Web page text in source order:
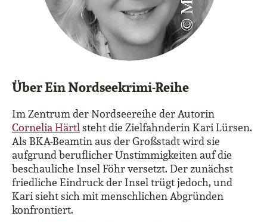
Über Ein Nordseekrimi-Reihe
Im Zentrum der Nordseereihe der Autorin
Cornelia Härtlsteht die Zielfahnderin Kari Lürsen.
Als BKA-Beamtin aus der Großstadt wird sie
aufgrund beruflicher Unstimmigkeiten auf die
beschauliche Insel Föhr versetzt. Der zunächst
friedliche Eindruck der Insel trügt jedoch, und
Kari sieht sich mit menschlichen Abgründen
konfrontiert.